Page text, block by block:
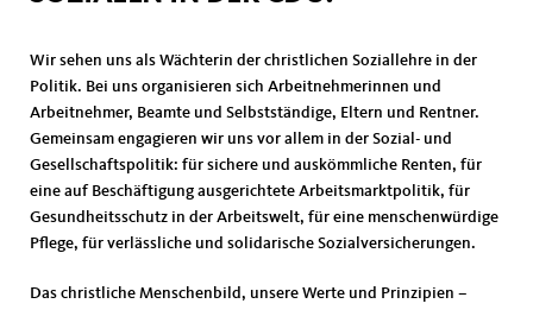
Wir sehen uns als Wächterin der christlichen Soziallehre in der
Politik. Bei uns organisieren sich Arbeitnehmerinnen und
Arbeitnehmer, Beamte und Selbstständige, Eltern und Rentner.
Gemeinsam engagieren wir uns vor allem in der Sozial- und
Gesellschaftspolitik: für sichere und auskömmliche Renten, für
eine auf Beschäftigung ausgerichtete Arbeitsmarktpolitik, für
Gesundheitsschutz in der Arbeitswelt, für eine menschenwürdige
Pflege, für verlässliche und solidarische Sozialversicherungen.
Das christliche Menschenbild, unsere Werte und Prinzipien –